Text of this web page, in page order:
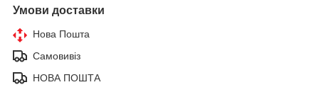
Умови доставки
Нова Пошта
Самовивіз
НОВА ПОШТА